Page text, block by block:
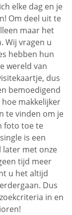
elke dag en je
Om deel uit te
maar het
Wij vragen u
hebben hun
wereld van
dus
bemoedigend
makkelijker
te vinden om je
foto toe te
is een
later met onze
tijd meer
u het altijd
Dus
in en